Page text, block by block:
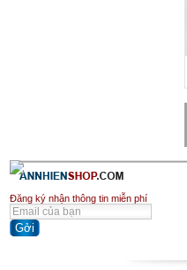
Đăng ký nhận thông tin miễn phí